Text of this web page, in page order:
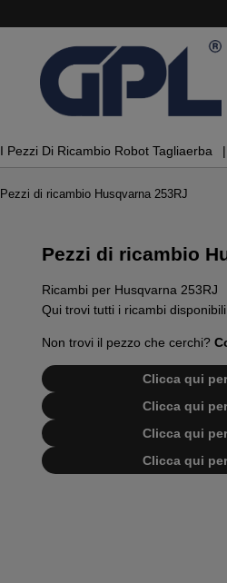
I Pezzi Di Ricambio Robot Tagliaerba
Pezzi di ricambio Husqvarna 253RJ
Pezzi di ricambio
Ricambi per Husqvarna 253RJ
Qui trovi tutti i ricambi
Non trovi il pezzo che cerchi?
Clicca qui
Clicca qui
Clicca qui
Clicca qui